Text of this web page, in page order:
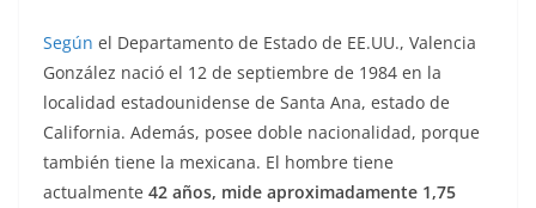
Según el Departamento de Estado de EE.UU., Valencia
González nació el 12 de septiembre de 1984 en la
localidad estadounidense de Santa Ana, estado de
California. Además, posee doble nacionalidad, porque
también tiene la mexicana. El hombre tiene
actualmente 42 años, mide aproximadamente 1,75